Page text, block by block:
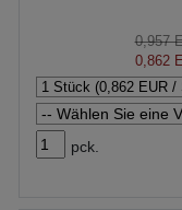
0,957
0,862
pck.